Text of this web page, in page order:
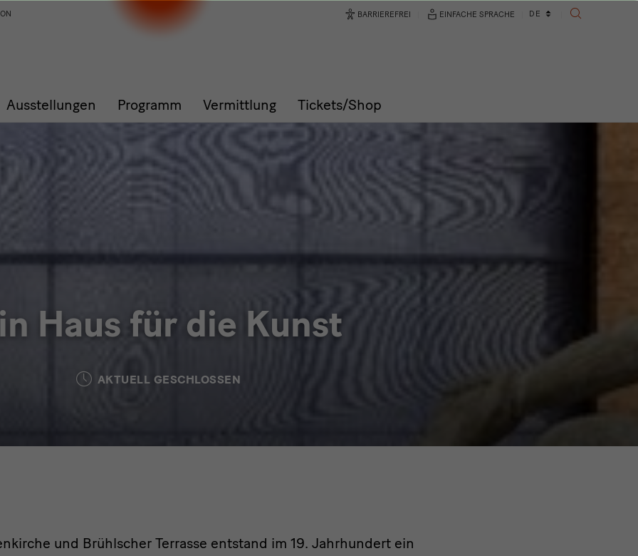
Ausstellungen Programm Vermittlung Tickets/Shop
BARRIEREFREI EINFACHE SPRACHE
Sprachwechsler
DE
SUCHE
Haus für die Kunst
AKTUELL GESCHLOSSEN
und Brühlscher Terrasse entstand im 19. Jahrhundert ein